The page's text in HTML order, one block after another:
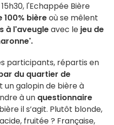
l'Echappée Bière
100% bièreoù se mêlent
à l'aveugleavec le jeu de
participants, répartis en
du quartier de
un galopin de bière à
à un questionnaire
il s’agit. Plutôt blonde,
fruitée ? Française,